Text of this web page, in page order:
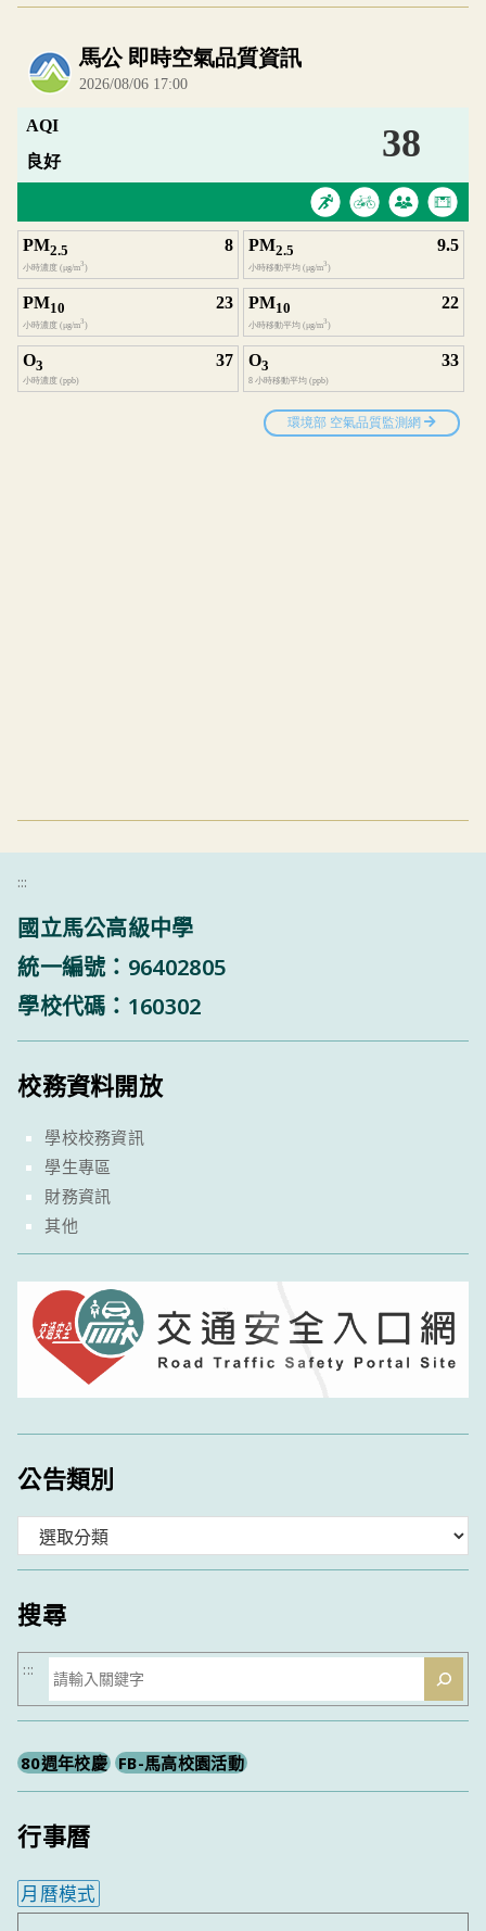
內嵌空氣品質小工具為視覺預覽，完整即時空
:::
國立馬公高級中學
統一編號：96402805
學校代碼：160302
校務資料開放
學校校務資訊
學生專區
財務資訊
其他
公告類別
類
搜尋
搜
尋
:::
80週年校慶 FB-馬高校園活動
行事曆
月曆模式